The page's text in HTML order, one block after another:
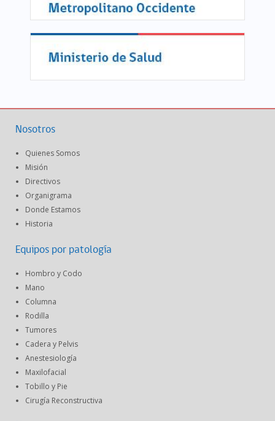
Nosotros
Quienes Somos
Misión
Directivos
Organigrama
Donde Estamos
Historia
Equipos por patología
Hombro y Codo
Mano
Columna
Rodilla
Tumores
Cadera y Pelvis
Anestesiología
Maxilofacial
Tobillo y Pie
Cirugía Reconstructiva